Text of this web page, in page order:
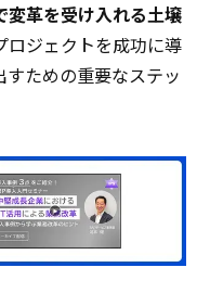
変革を受け入れる土壌
ロジェクトを成功に導
ための重要なステッ